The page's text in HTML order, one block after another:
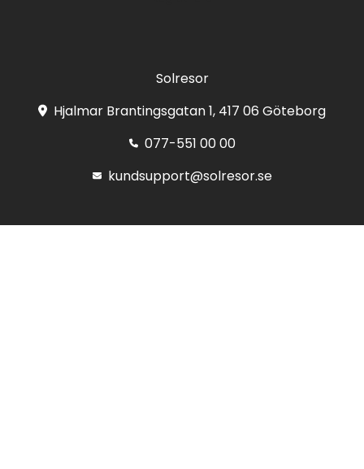
Solresor
Hjalmar Brantingsgatan 1, 417 06 Göteborg
077-551 00 00
kundsupport@solresor.se